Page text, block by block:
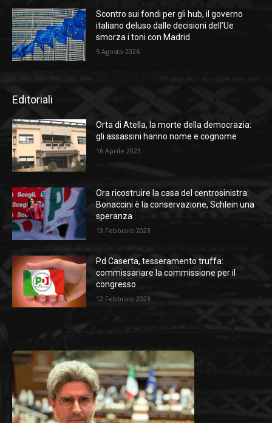
Scontro sui fondi per gli hub, il governo
italiano deluso dalle decisioni dell’Ue
smorza i toni con Madrid
5 Agosto 2026
Editoriali
Orta di Atella, la morte della democrazia:
gli assassini hanno nome e cognome
16 Aprile 2023
Ora ricostruire la casa del centrosinistra:
Bonaccini è la conservazione, Schlein una
speranza
13 Febbraio 2023
Pd Caserta, tesseramento truffa:
commissariare la commissione per il
congresso
12 Febbraio 2023